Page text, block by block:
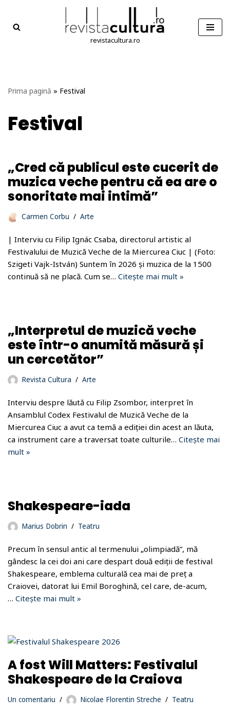
Sari
revistacultura.ro
Prima pagină » Festival
Festival
„Cred că publicul este cucerit de
muzica veche pentru că ea are o
sonoritate mai intimă”
Carmen Corbu Arte
| Interviu cu Filip Ignác Csaba, directorul artistic al
Festivalului de Muzică Veche de la Miercurea Ciuc | (Foto:
Szigeti Vajk-István) Suntem în 2026 și muzica de la 1500
continuă să ne placă. Cum se… Citește mai mult »
„Interpretul de muzică veche
este într-o anumită măsură și
un cercetător”
Revista Cultura Arte
Interviu despre lăută cu Filip Zsombor, interpret în
Ansamblul Codex Festivalul de Muzică Veche de la
Miercurea Ciuc a avut ca temă a ediției din acest an lăuta,
ca instrument care a traversat toate culturile… Citește mai
mult »
Shakespeare-iada
Marius Dobrin Teatru
Precum în sensul antic al termenului „olimpiadă”, mă
gândesc la cei doi ani care despart două ediții de festival
Shakespeare, emblema culturală cea mai de preț a
Craiovei, datorat lui Emil Boroghină, cel care, de-acum,
… Citește mai mult »
A fost Will Matters: Festivalul
Shakespeare de la Craiova
Un comentariu Nicolae Florentin Streche Teatru